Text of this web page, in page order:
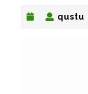
qustu